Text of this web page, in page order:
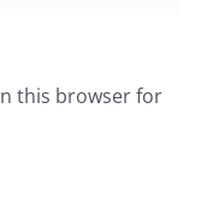
this browser for